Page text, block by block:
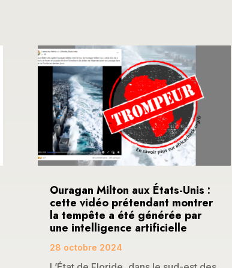
Ouragan Milton aux États-Unis :
cette vidéo prétendant montrer
la tempête a été générée par
une intelligence artificielle
28 octobre 2024